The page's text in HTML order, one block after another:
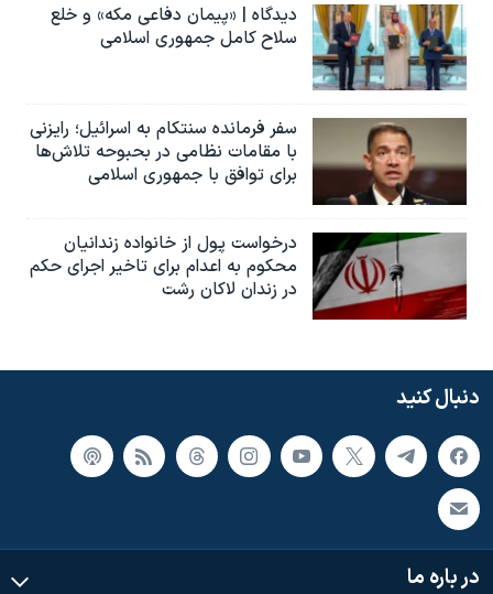
دیدگاه | «پیمان دفاعی مکه» و خلع
سلاح کامل جمهوری اسلامی
سفر فرمانده سنتکام به اسرائیل؛ رایزنی
با مقامات نظامی در بحبوحه تلاش‌ها
برای توافق با جمهوری اسلامی
درخواست پول از خانواده زندانیان
محکوم به‌ اعدام برای تاخیر اجرای حکم
در زندان لاکان رشت
دنبال کنید
در باره ما